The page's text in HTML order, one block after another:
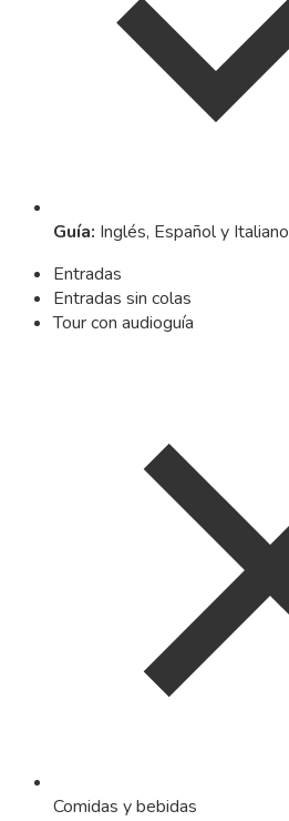
Guía: Inglés, Español y Italiano
Entradas
Entradas sin colas
Tour con audioguía
Comidas y bebidas